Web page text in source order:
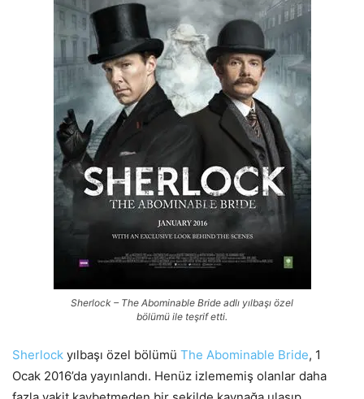
Sherlock – The Abominable Bride adlı yılbaşı özel
bölümü ile teşrif etti.
Sherlock yılbaşı özel bölümü The Abominable Bride, 1
Ocak 2016’da yayınlandı. Henüz izlememiş olanlar daha